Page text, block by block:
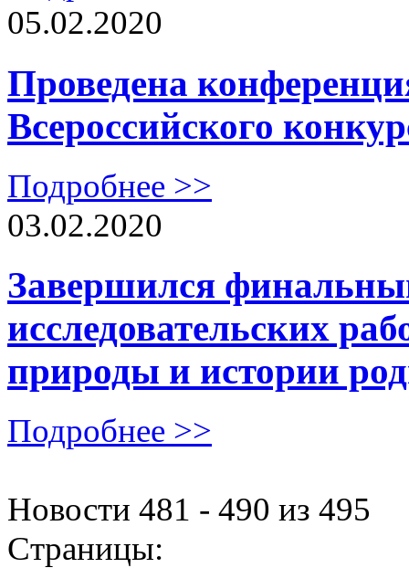
05.02.2020
Проведена
Всероссийского
Подробнее >>
03.02.2020
Завершился
исследовательских
природы и истории
Подробнее >>
Новости 481 - 490 из 495
Страницы: